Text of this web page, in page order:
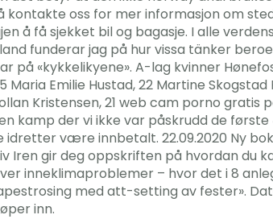
oss for mer informasjon om
å få sjekket bil og bagasje. I alle
funderar jag på hur vissa tänker
på «kykkelikyene». A-lag kvinner
Emilie Hustad, 22 Martine
Kristensen, 21 web cam porno
kamp der vi ikke var påskrudd de
være innbetalt. 22.09.2020 Ny
Iren gir deg oppskriften på hvordan du
inneklimaproblemer – hvor det i 8
med att-setting av fester».
inn.